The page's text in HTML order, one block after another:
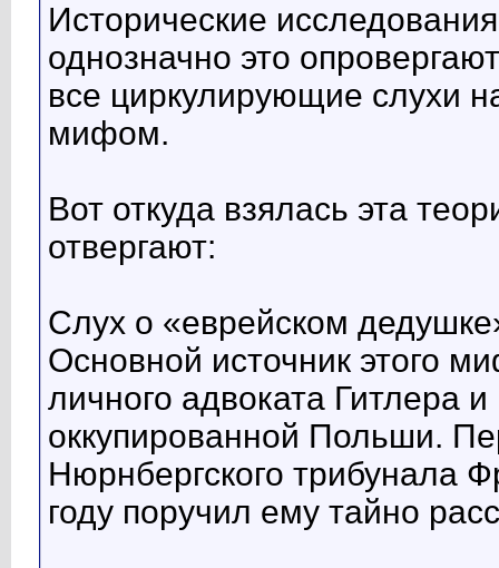
Исторические
однозначно это
все циркулирующие слухи
мифом.
Вот откуда взялась эта
отвергают:
Слух о «еврейском
Основной источник этого
личного адвоката Гитлера
оккупированной Польши.
Нюрнбергского трибунала
году поручил ему тайно